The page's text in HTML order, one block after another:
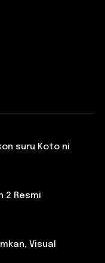
suru Koto ni
2 Resmi
Visual